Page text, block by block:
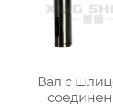
Вал с